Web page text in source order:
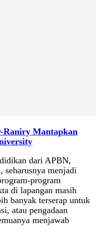
Raniry Mantapkan
dari APBN,
seharusnya menjadi
program
di lapangan masih
banyak terserap untuk
atau pengadaan
menjawab